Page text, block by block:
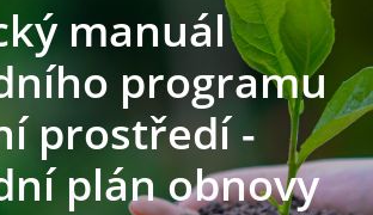
manuál
programu
prostředí -
plán obnovy